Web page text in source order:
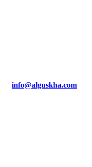
info@alguskha.com